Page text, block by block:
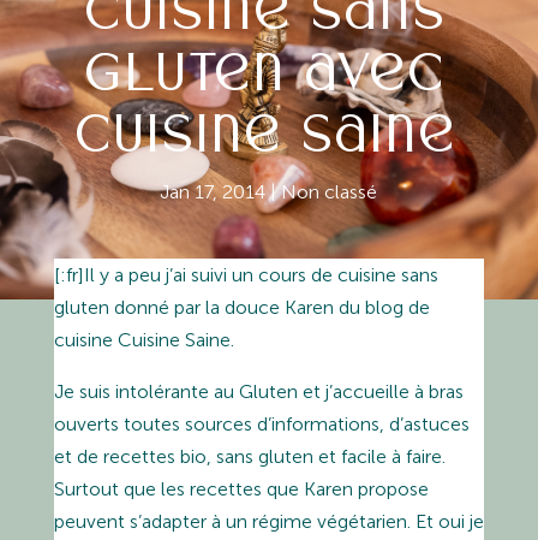
Gluten avec
Cuisine Saine
Jan 17, 2014|Non classé
[:fr]Il y a peu j’ai suivi un cours de cuisine sans
gluten donné par la douce Karen du blog de
cuisine Cuisine Saine.
Je suis intolérante au Gluten et j’accueille à bras
ouverts toutes sources d’informations, d’astuces
et de recettes bio, sans gluten et facile à faire.
Surtout que les recettes que Karen propose
peuvent s’adapter à un régime végétarien. Et oui je